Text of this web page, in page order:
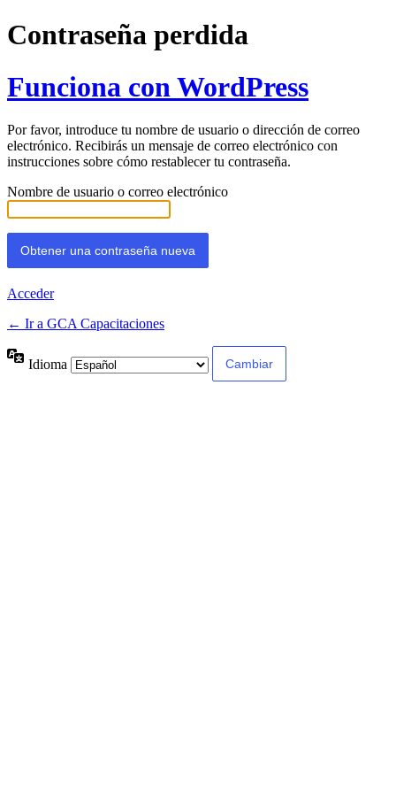
Contraseña perdida
Funciona con WordPress
Por favor, introduce tu nombre de usuario o dirección de correo
electrónico. Recibirás un mensaje de correo electrónico con
instrucciones sobre cómo restablecer tu contraseña.
Nombre de usuario o correo electrónico
Acceder
← Ir a GCA Capacitaciones
Idioma